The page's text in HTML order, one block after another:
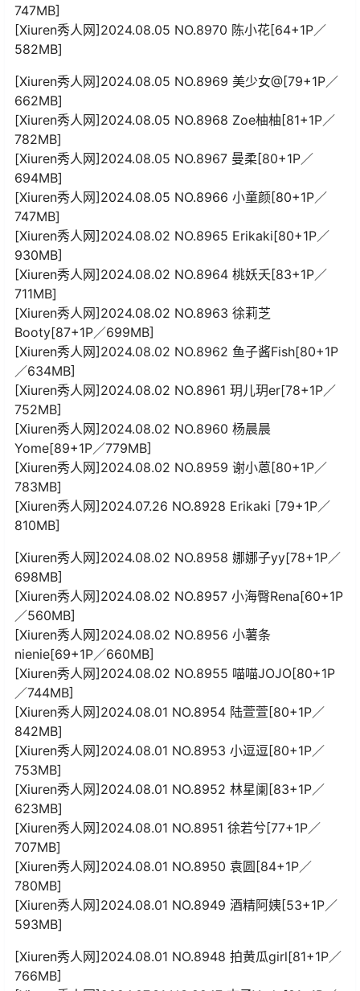
747MB]
[Xiuren秀人网]2024.08.05 NO.8970 陈小花[64+1P／
582MB]
[Xiuren秀人网]2024.08.05 NO.8969 美少女@[79+1P／
662MB]
[Xiuren秀人网]2024.08.05 NO.8968 Zoe柚柚[81+1P／
782MB]
[Xiuren秀人网]2024.08.05 NO.8967 曼柔[80+1P／
694MB]
[Xiuren秀人网]2024.08.05 NO.8966 小童颜[80+1P／
747MB]
[Xiuren秀人网]2024.08.02 NO.8965 Erikaki[80+1P／
930MB]
[Xiuren秀人网]2024.08.02 NO.8964 桃妖夭[83+1P／
711MB]
[Xiuren秀人网]2024.08.02 NO.8963 徐莉芝
Booty[87+1P／699MB]
[Xiuren秀人网]2024.08.02 NO.8962 鱼子酱Fish[80+1P
／634MB]
[Xiuren秀人网]2024.08.02 NO.8961 玥儿玥er[78+1P／
752MB]
[Xiuren秀人网]2024.08.02 NO.8960 杨晨晨
Yome[89+1P／779MB]
[Xiuren秀人网]2024.08.02 NO.8959 谢小蒽[80+1P／
783MB]
[Xiuren秀人网]2024.07.26 NO.8928 Erikaki [79+1P／
810MB]
[Xiuren秀人网]2024.08.02 NO.8958 娜娜子yy[78+1P／
698MB]
[Xiuren秀人网]2024.08.02 NO.8957 小海臀Rena[60+1P
／560MB]
[Xiuren秀人网]2024.08.02 NO.8956 小薯条
nienie[69+1P／660MB]
[Xiuren秀人网]2024.08.02 NO.8955 喵喵JOJO[80+1P
／744MB]
[Xiuren秀人网]2024.08.01 NO.8954 陆萱萱[80+1P／
842MB]
[Xiuren秀人网]2024.08.01 NO.8953 小逗逗[80+1P／
753MB]
[Xiuren秀人网]2024.08.01 NO.8952 林星阑[83+1P／
623MB]
[Xiuren秀人网]2024.08.01 NO.8951 徐若兮[77+1P／
707MB]
[Xiuren秀人网]2024.08.01 NO.8950 袁圆[84+1P／
780MB]
[Xiuren秀人网]2024.08.01 NO.8949 酒精阿姨[53+1P／
593MB]
[Xiuren秀人网]2024.08.01 NO.8948 拍黄瓜girl[81+1P／
766MB]